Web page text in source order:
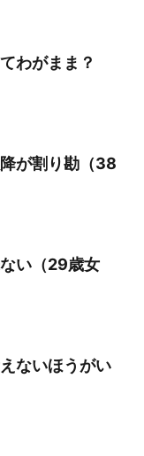
わがまま？
が割り勘（38
い（29歳女
ないほうがい